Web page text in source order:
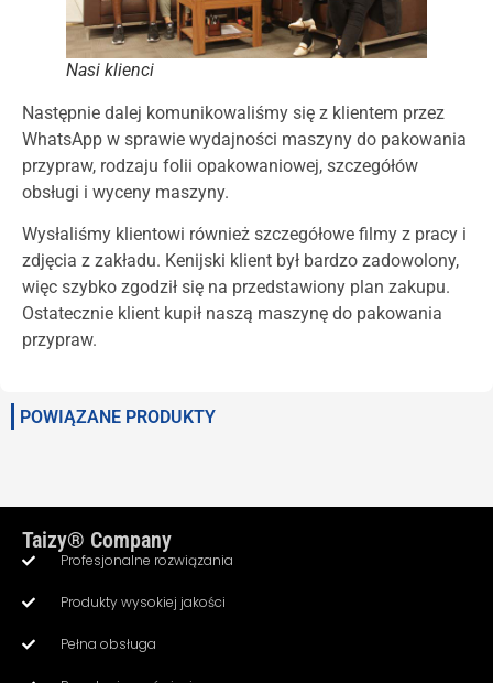
Nasi klienci
Następnie dalej komunikowaliśmy się z klientem przez
WhatsApp w sprawie wydajności maszyny do pakowania
przypraw, rodzaju folii opakowaniowej, szczegółów
obsługi i wyceny maszyny.
Wysłaliśmy klientowi również szczegółowe filmy z pracy i
zdjęcia z zakładu. Kenijski klient był bardzo zadowolony,
więc szybko zgodził się na przedstawiony plan zakupu.
Ostatecznie klient kupił naszą maszynę do pakowania
przypraw.
POWIĄZANE PRODUKTY
Taizy® Company
Profesjonalne rozwiązania
Produkty wysokiej jakości
Pełna obsługa